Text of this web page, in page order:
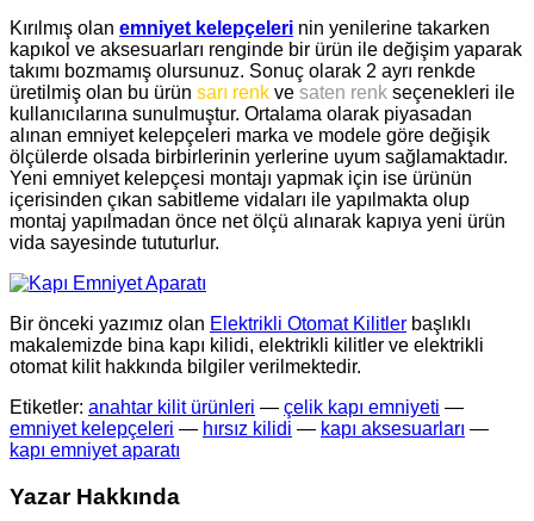
Kırılmış olan emniyet kelepçeleri nin yenilerine takarken
kapıkol ve aksesuarları renginde bir ürün ile değişim yaparak
takımı bozmamış olursunuz. Sonuç olarak 2 ayrı renkde
üretilmiş olan bu ürün sarı renk ve saten renk seçenekleri ile
kullanıcılarına sunulmuştur. Ortalama olarak piyasadan
alınan emniyet kelepçeleri marka ve modele göre değişik
ölçülerde olsada birbirlerinin yerlerine uyum sağlamaktadır.
Yeni emniyet kelepçesi montajı yapmak için ise ürünün
içerisinden çıkan sabitleme vidaları ile yapılmakta olup
montaj yapılmadan önce net ölçü alınarak kapıya yeni ürün
vida sayesinde tututurlur.
Bir önceki yazımız olan Elektrikli Otomat Kilitler başlıklı
makalemizde bina kapı kilidi, elektrikli kilitler ve elektrikli
otomat kilit hakkında bilgiler verilmektedir.
Etiketler: anahtar kilit ürünleri — çelik kapı emniyeti —
emniyet kelepçeleri — hırsız kilidi — kapı aksesuarları —
kapı emniyet aparatı
Yazar Hakkında